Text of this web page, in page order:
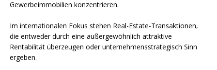
Gewerbeimmobilien konzentrieren.
Im internationalen Fokus stehen Real-Estate-Transaktionen,
die entweder durch eine außergewöhnlich attraktive
Rentabilität überzeugen oder unternehmensstrategisch Sinn
ergeben.